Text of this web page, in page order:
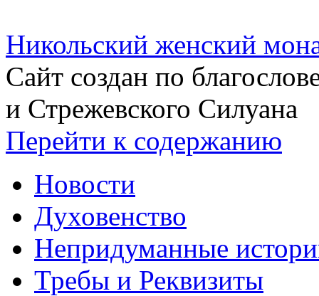
Никольский женский
Сайт создан по
и Стрежевского Силуана
Перейти к содержанию
Новости
Духовенство
Непридуманные
Требы и Реквизиты